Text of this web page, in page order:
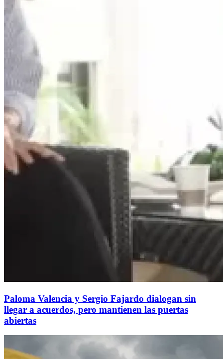
Paloma Valencia y Sergio Fajardo dialogan sin
llegar a acuerdos, pero mantienen las puertas
abiertas